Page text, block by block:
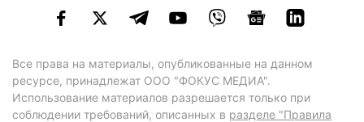
Все права на материалы, опубликованные на данном
ресурсе, принадлежат ООО "ФОКУС МЕДИА".
Использование материалов разрешается только при
соблюдении требований, описанных в разделе "Правила